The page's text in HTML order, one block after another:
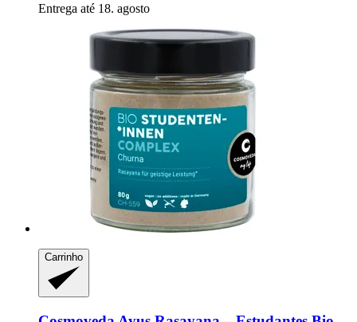
Entrega até 18. agosto
Carrinho